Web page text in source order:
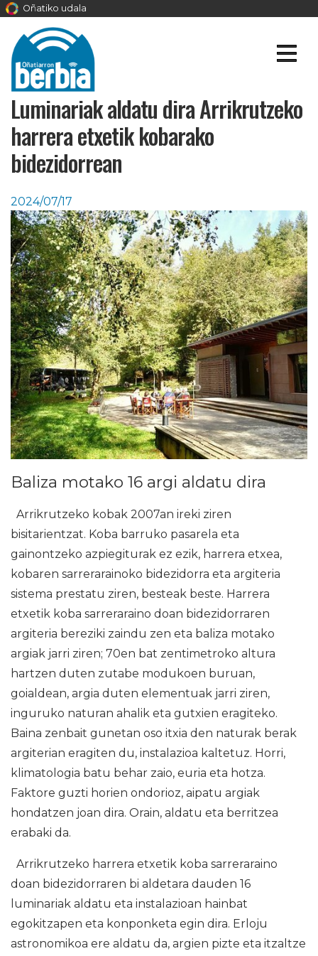
Oñatiko udala
Luminariak aldatu dira Arrikrutzeko
harrera etxetik kobarako
bidezidorrean
2024/07/17
Baliza motako 16 argi aldatu dira
Arrikrutzeko kobak 2007an ireki ziren
bisitarientzat. Koba barruko pasarela eta
gainontzeko azpiegiturak ez ezik, harrera etxea,
kobaren sarrerarainoko bidezidorra eta argiteria
sistema prestatu ziren, besteak beste. Harrera
etxetik koba sarreraraino doan bidezidorraren
argiteria bereziki zaindu zen eta baliza motako
argiak jarri ziren; 70en bat zentimetroko altura
hartzen duten zutabe modukoen buruan,
goialdean, argia duten elementuak jarri ziren,
inguruko naturan ahalik eta gutxien eragiteko.
Baina zenbait gunetan oso itxia den naturak berak
argiterian eragiten du, instalazioa kaltetuz. Horri,
klimatologia batu behar zaio, euria eta hotza.
Faktore guzti horien ondorioz, aipatu argiak
hondatzen joan dira. Orain, aldatu eta berritzea
erabaki da.
Arrikrutzeko harrera etxetik koba sarreraraino
doan bidezidorraren bi aldetara dauden 16
luminariak aldatu eta instalazioan hainbat
egokitzapen eta konponketa egin dira. Erloju
astronomikoa ere aldatu da, argien pizte eta itzaltze